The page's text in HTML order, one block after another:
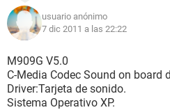
usuario anónimo
7 dic 2011 a las 22:22
M909G V5.0
C-Media Codec Sound on board
Driver:Tarjeta de sonido.
Sistema Operativo XP.